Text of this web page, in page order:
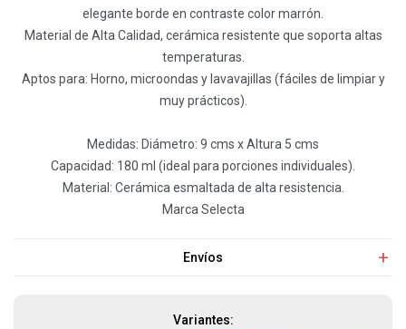
elegante borde en contraste color marrón.
Material de Alta Calidad, cerámica resistente que soporta altas
temperaturas.
Aptos para: Horno, microondas y lavavajillas (fáciles de limpiar y
muy prácticos).
Medidas: Diámetro: 9 cms x Altura 5 cms
Capacidad: 180 ml (ideal para porciones individuales).
Material: Cerámica esmaltada de alta resistencia.
Marca Selecta
Envíos
Variantes: